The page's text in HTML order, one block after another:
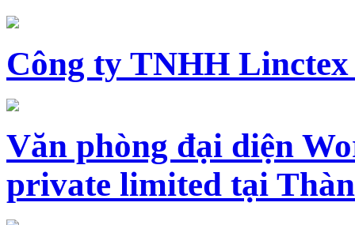
Công ty TNHH Linctex
Văn phòng đại diện
private limited tại